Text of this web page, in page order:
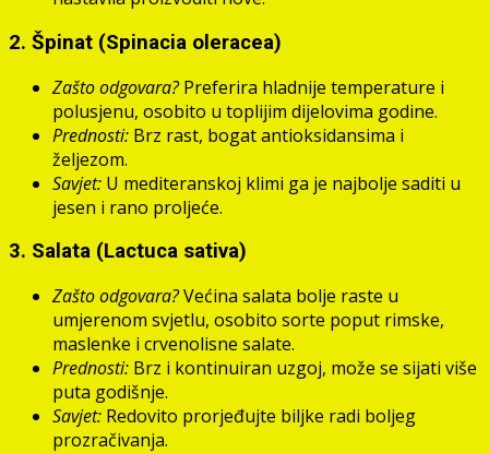
2. Špinat (Spinacia oleracea)
Zašto odgovara?Preferira hladnije temperature i
polusjenu, osobito u toplijim dijelovima godine.
Prednosti: Brz rast, bogat antioksidansima i
željezom.
Savjet: U mediteranskoj klimi ga je najbolje saditi u
jesen i rano proljeće.
3. Salata (Lactuca sativa)
Zašto odgovara?Većina salata bolje raste u
umjerenom svjetlu, osobito sorte poput rimske,
maslenke i crvenolisne salate.
Prednosti: Brz i kontinuiran uzgoj, može se sijati više
puta godišnje.
Savjet: Redovito prorjeđujte biljke radi boljeg
prozračivanja.